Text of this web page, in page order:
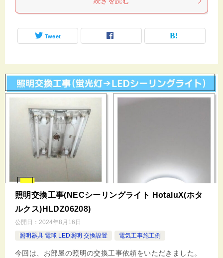
Tweet
照明交換工事(NECシーリングライト HotaluX(ホタ
ルクス)HLDZ06208)
公開日： 2024年8月16日
照明器具 電球 LED照明 交換設置
電気工事施工例
今回は、お部屋の照明の交換工事依頼をいただきました。